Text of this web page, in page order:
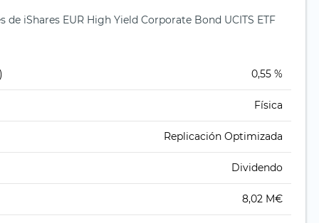
iShares EUR High Yield Corporate Bond UCITS ETF
0,55 %
Física
Replicación Optimizada
Dividendo
8,02 M€